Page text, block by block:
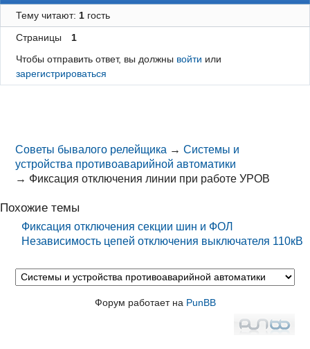
Тему читают: 1гость
Страницы
1
Чтобы отправить ответ, вы должны войти или
зарегистрироваться
Советы бывалого релейщика →Системы и
устройства противоаварийной автоматики
→ Фиксация отключения линии при работе УРОВ
Похожие темы
Фиксация отключения секции шин и ФОЛ
Независимость цепей отключения выключателя 110кВ
Форум работает на PunBB